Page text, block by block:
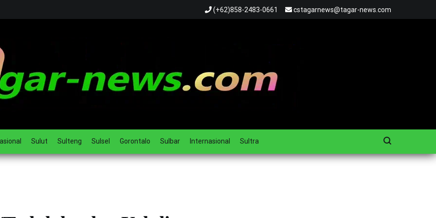
(+62)858-2483-0661 cstagarnews@tagar-news.com
Sulut Sulteng Sulsel Gorontalo Sulbar Internasional Sultra